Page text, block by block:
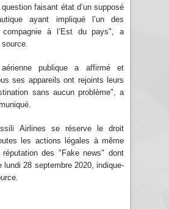
faisant état d’un supposé
ayant impliqué l’un des
à l’Est du pays", a
publique a affirmé et
ses appareils ont rejoints leurs
sans aucun problème", a
Airlines se réserve le droit
les actions légales à même
des "Fake news" dont
28 septembre 2020, indique-